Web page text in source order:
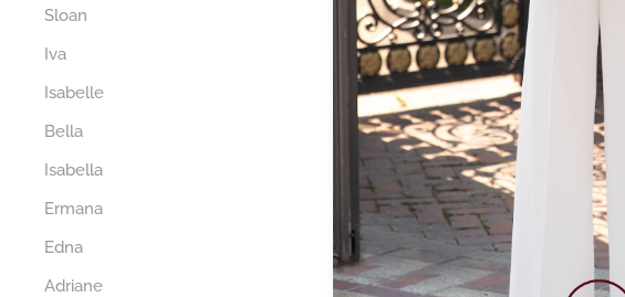
Sloan
Iva
Isabelle
Bella
Isabella
Ermana
Edna
Adriane